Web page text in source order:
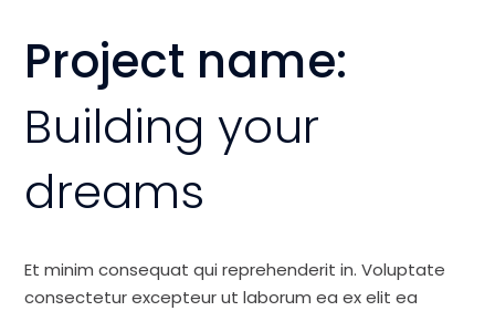
Project name:
Building your
dreams
Et minim consequat qui reprehenderit in. Voluptate
consectetur excepteur ut laborum ea ex elit ea